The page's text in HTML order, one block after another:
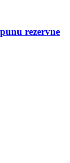
rezervne